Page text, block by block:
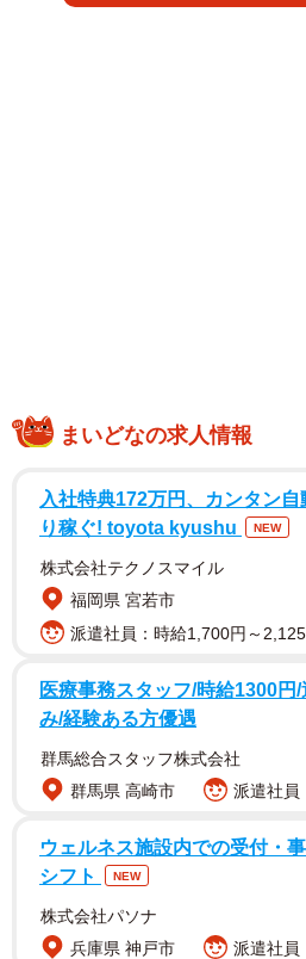
髪で、がっしりとした体型に激変
共演が一番の目玉」などのコメン
まいどなの求人情報
入社特典172万円、カンタン
り稼ぐ! toyota kyushu
NEW
株式会社テクノスマイル
福岡県 宮若市
派遣社員：時給1,700円～
医療事務スタッフ/時給1300円
み/経験ある方優遇
群馬総合スタッフ株式会社
群馬県 高崎市
派遣社員
ウェルネス施設内での受付・
シフト
NEW
株式会社パソナ
兵庫県 神戸市
派遣社員